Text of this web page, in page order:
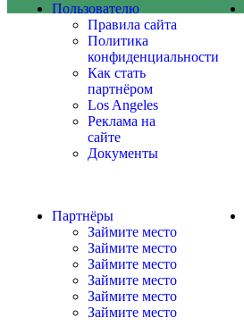
Пользователю
Правила сайта
Политика
конфиденциальности
Как стать
партнёром
Los Angeles
Реклама на
сайте
Документы
Партнёры
Займите место
Займите место
Займите место
Займите место
Займите место
Займите место